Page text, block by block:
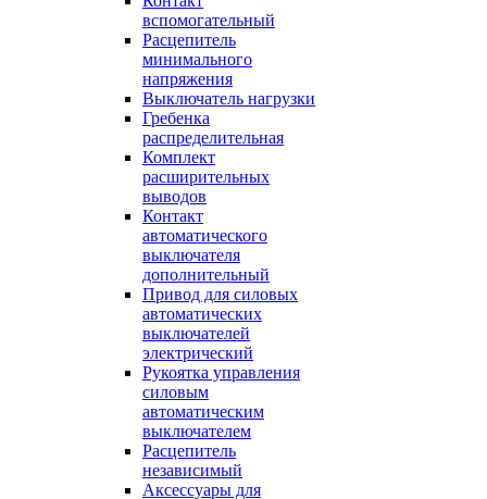
вспомогательный
Расцепитель
минимального
напряжения
Выключатель нагрузки
Гребенка
распределительная
Комплект
расширительных
выводов
Контакт
автоматического
выключателя
дополнительный
Привод для силовых
автоматических
выключателей
электрический
Рукоятка управления
силовым
автоматическим
выключателем
Расцепитель
независимый
Аксессуары для